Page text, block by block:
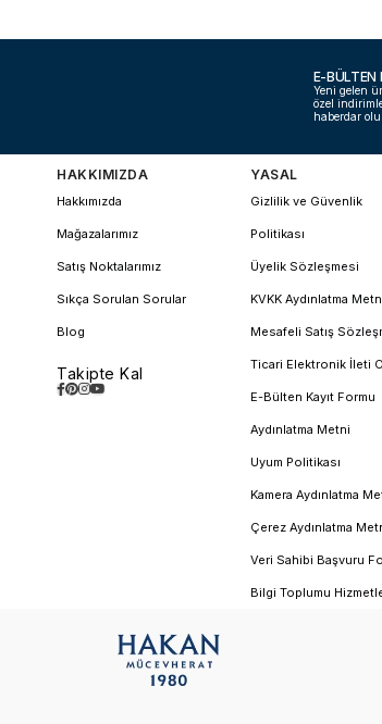
E-BÜLTEN
Yeni gelen
özel
haberdar
HAKKIMIZDA
Hakkımızda
Mağazalarımız
Satış Noktalarımız
Sıkça Sorulan Sorular
Blog
Takipte Kal
YASAL
Gizlilik ve Güvenlik
Politikası
Üyelik Sözleşmesi
KVKK Aydınlatma
Mesafeli Satış
Ticari Elektronik İleti
E-Bülten Kayıt Formu
Aydınlatma Metni
Uyum Politikası
Kamera Aydınlatma
Çerez Aydınlatma
Veri Sahibi Başvuru
Bilgi Toplumu